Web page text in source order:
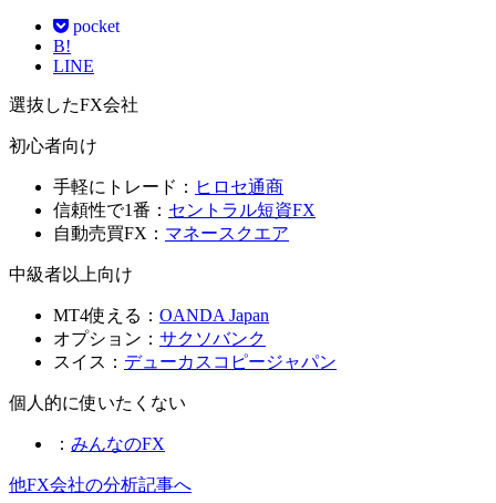
pocket
B!
LINE
選抜したFX会社
初心者向け
手軽にトレード： ヒロセ通商
信頼性で1番： セントラル短資FX
自動売買FX： マネースクエア
中級者以上向け
MT4使える： OANDA Japan
オプション： サクソバンク
スイス： デューカスコピージャパン
個人的に使いたくない
： みんなのFX
他FX会社の分析記事へ